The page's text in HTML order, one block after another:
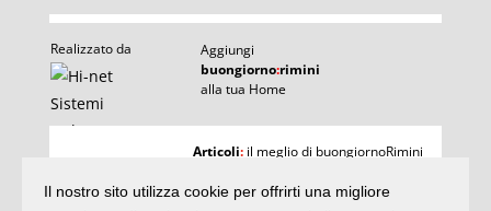
Realizzato da
Aggiungi
buongiorno:rimini
alla tua Home
Articoli
Articoli: il meglio di buongiornoRimini
Il nostro sito utilizza cookie per offrirti una migliore